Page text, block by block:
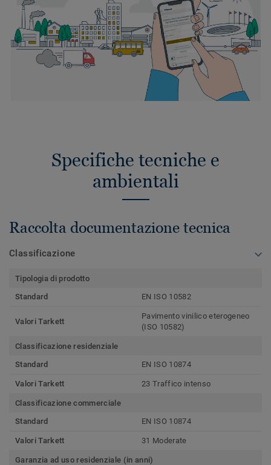
Specifiche tecniche e
ambientali
Raccolta documentazione tecnica
Classificazione
Tipologia di prodotto
Standard
EN ISO 10582
Valori Tarkett
Pavimento vinilico eterogeneo
(ISO 10582)
Classificazione residenziale
Standard
EN ISO 10874
Valori Tarkett 23 Traffico intenso
Classificazione commerciale
Standard
EN ISO 10874
Valori Tarkett 31 Moderate
Garanzia ad uso residenziale (in anni)